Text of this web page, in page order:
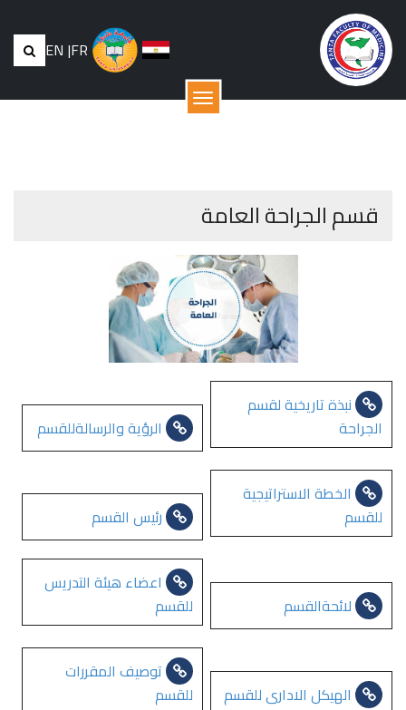
EN |FR
القائمة
قسم الجراحة العامة
نبذة تاريخية لقسم
الجراحة
الرؤية والرسالةللقسم
الخطة الاستراتيجية
للقسم
رئيس القسم
لائحةالقسم
اعضاء هيئة التدريس
للقسم
الهيكل الادارى للقسم
توصيف المقررات
للقسم